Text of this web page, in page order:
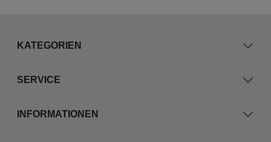
KATEGORIEN
SERVICE
INFORMATIONEN